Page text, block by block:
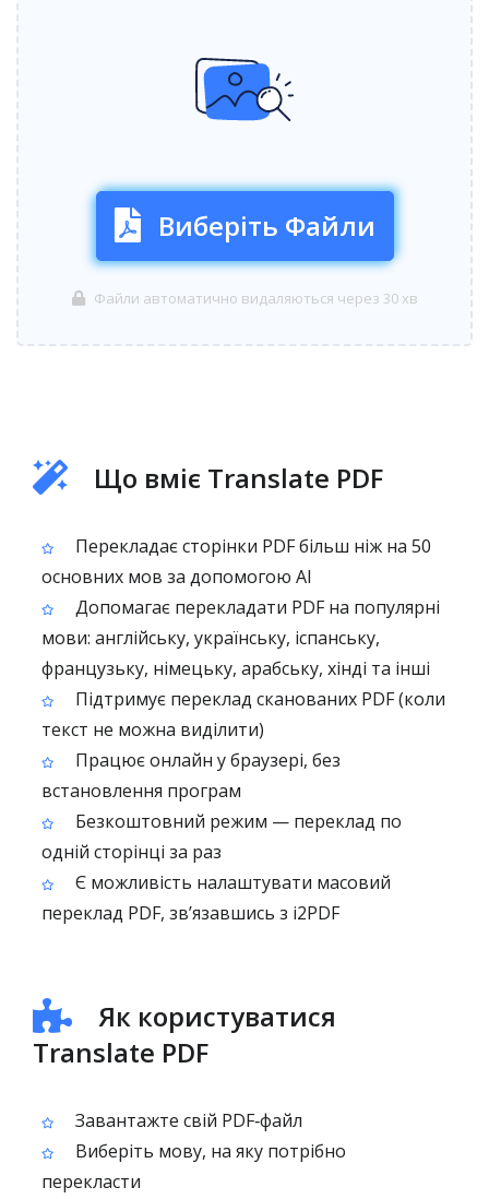
Виберіть Файли
Файли автоматично видаляються через 30 хв
Що вміє Translate PDF
Перекладає сторінки PDF більш ніж на 50
основних мов за допомогою AI
Допомагає перекладати PDF на популярні
мови: англійську, українську, іспанську,
французьку, німецьку, арабську, хінді та інші
Підтримує переклад сканованих PDF (коли
текст не можна виділити)
Працює онлайн у браузері, без
встановлення програм
Безкоштовний режим — переклад по
одній сторінці за раз
Є можливість налаштувати масовий
переклад PDF, зв’язавшись з i2PDF
Як користуватися
Translate PDF
Завантажте свій PDF‑файл
Виберіть мову, на яку потрібно
перекласти